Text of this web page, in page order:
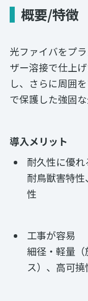
概要/特徴
光ファイバをプ
ザー溶接で仕上
し、さらに周囲
で保護した強固な
導入メリット
耐久性に優れ
耐鳥獣害特
性
工事が容易
細径・軽量
ス）、高可撓